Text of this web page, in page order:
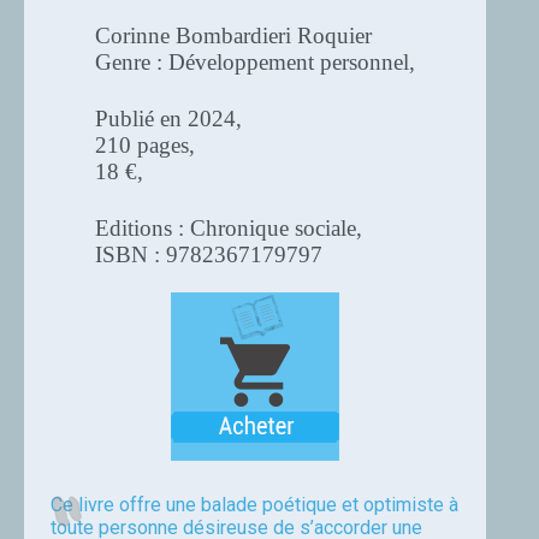
Corinne Bombardieri Roquier
Genre : Développement personnel,
Publié en 2024,
210 pages,
18 €,
Editions : Chronique sociale,
ISBN : 9782367179797
Ce livre offre une balade poétique et optimiste à
toute personne désireuse de s’accorder une